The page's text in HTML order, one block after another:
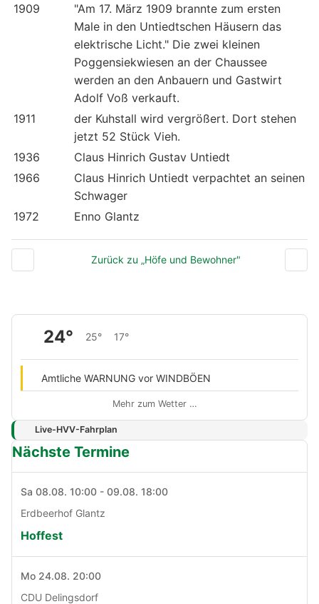
1909
"Am 17. März 1909 brannte zum ersten
Male in den Untiedtschen Häusern das
elektrische Licht." Die zwei kleinen
Poggensiekwiesen an der Chaussee
werden an den Anbauern und Gastwirt
Adolf Voß verkauft.
1911
der Kuhstall wird vergrößert. Dort stehen
jetzt 52 Stück Vieh.
1936
Claus Hinrich Gustav Untiedt
1966
Claus Hinrich Untiedt verpachtet an seinen
Schwager
1972
Enno Glantz
Zurück zu „Höfe und Bewohner"
24° 25° 17°
Amtliche WARNUNG vor WINDBÖEN
Mehr zum Wetter …
Live-HVV-Fahrplan
Nächste Termine
Sa 08.08. 10:00 - 09.08. 18:00
Erdbeerhof Glantz
Hoffest
Mo 24.08. 20:00
CDU Delingsdorf